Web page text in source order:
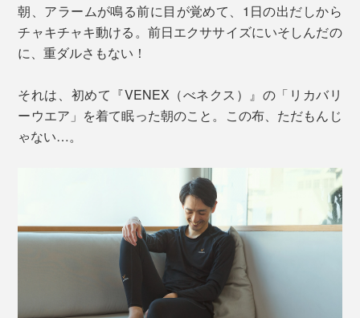
朝、アラームが鳴る前に目が覚めて、1日の出だしから
チャキチャキ動ける。前日エクササイズにいそしんだの
に、重ダルさもない！
それは、初めて『VENEX（べネクス）』の「リカバリ
ーウエア」を着て眠った朝のこと。この布、ただもんじ
ゃない…。